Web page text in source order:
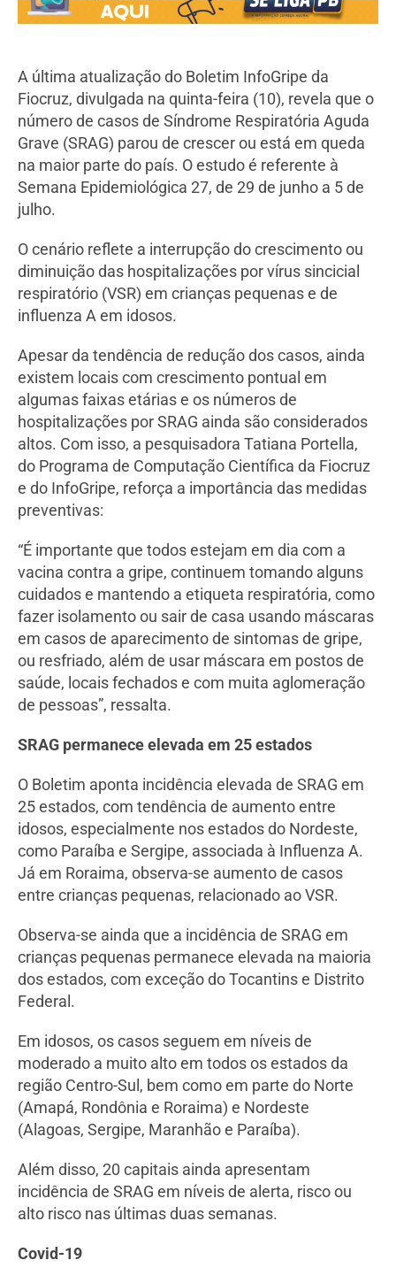
A última atualização do Boletim InfoGripe da
Fiocruz, divulgada na quinta-feira (10), revela que o
número de casos de Síndrome Respiratória Aguda
Grave (SRAG) parou de crescer ou está em queda
na maior parte do país. O estudo é referente à
Semana Epidemiológica 27, de 29 de junho a 5 de
julho.
O cenário reflete a interrupção do crescimento ou
diminuição das hospitalizações por vírus sincicial
respiratório (VSR) em crianças pequenas e de
influenza A em idosos.
Apesar da tendência de redução dos casos, ainda
existem locais com crescimento pontual em
algumas faixas etárias e os números de
hospitalizações por SRAG ainda são considerados
altos. Com isso, a pesquisadora Tatiana Portella,
do Programa de Computação Científica da Fiocruz
e do InfoGripe, reforça a importância das medidas
preventivas:
“É importante que todos estejam em dia com a
vacina contra a gripe, continuem tomando alguns
cuidados e mantendo a etiqueta respiratória, como
fazer isolamento ou sair de casa usando máscaras
em casos de aparecimento de sintomas de gripe,
ou resfriado, além de usar máscara em postos de
saúde, locais fechados e com muita aglomeração
de pessoas”, ressalta.
SRAG permanece elevada em 25 estados
O Boletim aponta incidência elevada de SRAG em
25 estados, com tendência de aumento entre
idosos, especialmente nos estados do Nordeste,
como Paraíba e Sergipe, associada à Influenza A.
Já em Roraima, observa-se aumento de casos
entre crianças pequenas, relacionado ao VSR.
Observa-se ainda que a incidência de SRAG em
crianças pequenas permanece elevada na maioria
dos estados, com exceção do Tocantins e Distrito
Federal.
Em idosos, os casos seguem em níveis de
moderado a muito alto em todos os estados da
região Centro-Sul, bem como em parte do Norte
(Amapá, Rondônia e Roraima) e Nordeste
(Alagoas, Sergipe, Maranhão e Paraíba).
Além disso, 20 capitais ainda apresentam
incidência de SRAG em níveis de alerta, risco ou
alto risco nas últimas duas semanas.
Covid-19